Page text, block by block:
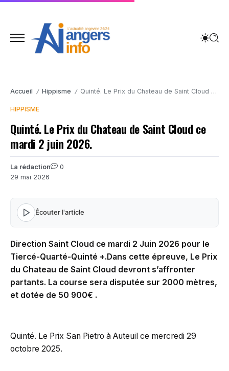
Accueil / Hippisme / Quinté. Le Prix du Chateau de Saint Cloud ce mardi 2 juin 2026.
HIPPISME
Quinté. Le Prix du Chateau de Saint Cloud ce
mardi 2 juin 2026.
La rédaction
29 mai 2026
0
Écouter l'article
Direction Saint Cloud ce mardi 2 Juin 2026 pour le
Tiercé-Quarté-Quinté +.Dans cette épreuve, Le Prix
du Chateau de Saint Cloud devront s’affronter
partants. La course sera disputée sur 2000 mètres,
et dotée de 50 900€ .
Quinté. Le Prix San Pietro à Auteuil ce mercredi 29
octobre 2025.